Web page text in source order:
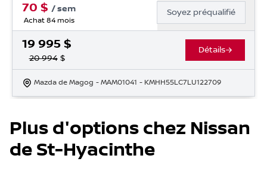
70 $ /sem
Achat 84 mois
Soyez préqualifié
19 995 $
20 994$
Détails
Mazda de Magog - MAM01041 - KMHH55LC7LU122709
Plus d'options chez Nissan
de St-Hyacinthe